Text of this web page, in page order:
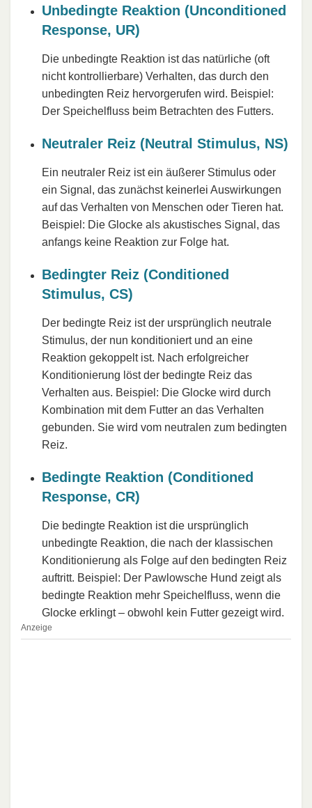
Unbedingte Reaktion (Unconditioned
Response, UR)
Die unbedingte Reaktion ist das natürliche (oft
nicht kontrollierbare) Verhalten, das durch den
unbedingten Reiz hervorgerufen wird. Beispiel:
Der Speichelfluss beim Betrachten des Futters.
Neutraler Reiz (Neutral Stimulus, NS)
Ein neutraler Reiz ist ein äußerer Stimulus oder
ein Signal, das zunächst keinerlei Auswirkungen
auf das Verhalten von Menschen oder Tieren hat.
Beispiel: Die Glocke als akustisches Signal, das
anfangs keine Reaktion zur Folge hat.
Bedingter Reiz (Conditioned
Stimulus, CS)
Der bedingte Reiz ist der ursprünglich neutrale
Stimulus, der nun konditioniert und an eine
Reaktion gekoppelt ist. Nach erfolgreicher
Konditionierung löst der bedingte Reiz das
Verhalten aus. Beispiel: Die Glocke wird durch
Kombination mit dem Futter an das Verhalten
gebunden. Sie wird vom neutralen zum bedingten
Reiz.
Bedingte Reaktion (Conditioned
Response, CR)
Die bedingte Reaktion ist die ursprünglich
unbedingte Reaktion, die nach der klassischen
Konditionierung als Folge auf den bedingten Reiz
auftritt. Beispiel: Der Pawlowsche Hund zeigt als
bedingte Reaktion mehr Speichelfluss, wenn die
Glocke erklingt – obwohl kein Futter gezeigt wird.
Anzeige